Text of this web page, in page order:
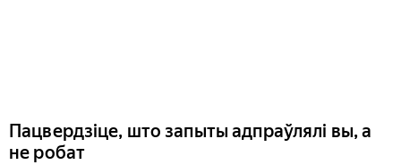
Пацвердзіце, што запыты адпраўлялі вы, а
не робат